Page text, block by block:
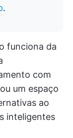
.
funciona da
com
um espaço
ao
inteligentes